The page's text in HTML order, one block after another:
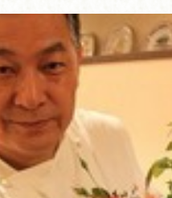
について
室
・ご変更
・陸援隊 会員限定
紹介
ル